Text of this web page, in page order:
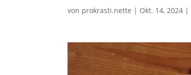
von prokrasti.nette | Okt. 14, 2024 |